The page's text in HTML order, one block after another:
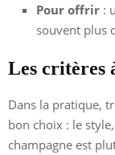
Pour offrir :
souvent plus
Les critères
Dans la pratique,
bon choix : le
champagne est